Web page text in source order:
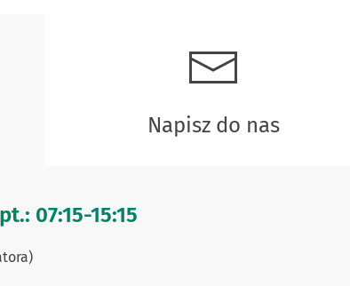
Napisz do nas
07:15-15:15